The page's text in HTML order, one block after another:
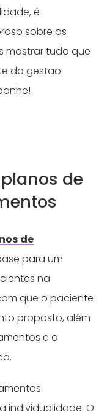
é
sobre os
mostrar tudo que
da gestão
de
de
para um
na
que o paciente
proposto, além
e o
individualidade. O